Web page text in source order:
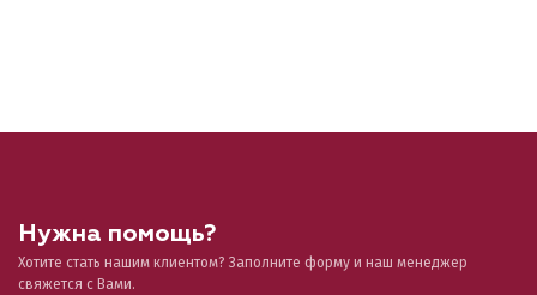
Нужна помощь?
Хотите стать нашим клиентом? Заполните форму и наш менеджер
свяжется с Вами.